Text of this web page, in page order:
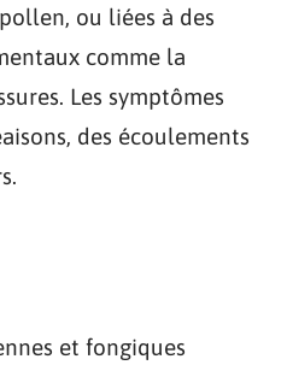
ou liées à des
comme la
Les symptômes
des écoulements
et fongiques